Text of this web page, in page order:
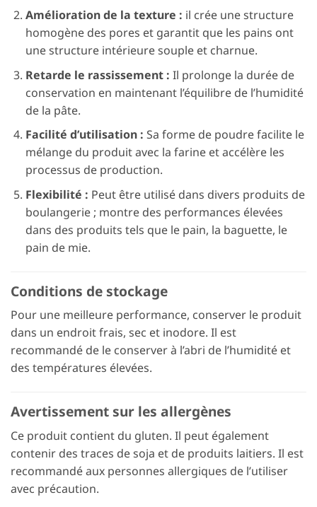
Amélioration de la texture : il crée une structure
homogène des pores et garantit que les pains ont
une structure intérieure souple et charnue.
Retarde le rassissement : Il prolonge la durée de
conservation en maintenant l’équilibre de l’humidité
de la pâte.
Facilité d’utilisation : Sa forme de poudre facilite le
mélange du produit avec la farine et accélère les
processus de production.
Flexibilité : Peut être utilisé dans divers produits de
boulangerie ; montre des performances élevées
dans des produits tels que le pain, la baguette, le
pain de mie.
Conditions de stockage
Pour une meilleure performance, conserver le produit
dans un endroit frais, sec et inodore. Il est
recommandé de le conserver à l’abri de l’humidité et
des températures élevées.
Avertissement sur les allergènes
Ce produit contient du gluten. Il peut également
contenir des traces de soja et de produits laitiers. Il est
recommandé aux personnes allergiques de l’utiliser
avec précaution.